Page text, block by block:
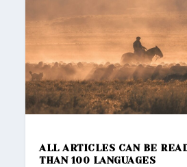
ALL ARTICLES CAN BE
THAN 100 LANGUAGES